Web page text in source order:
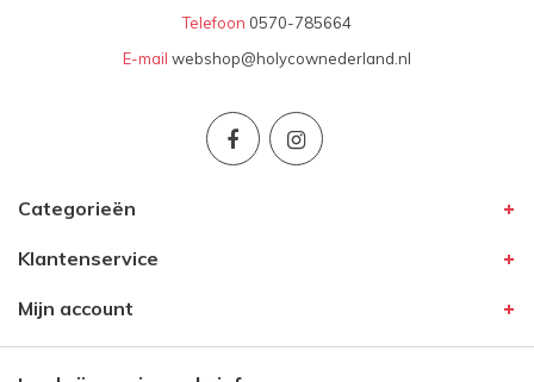
Telefoon 0570-785664
E-mail webshop@holycownederland.nl
Categorieën
Klantenservice
Mijn account